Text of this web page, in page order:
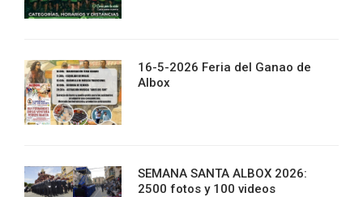
16-5-2026 Feria del Ganao de
Albox
SEMANA SANTA ALBOX 2026:
2500 fotos y 100 videos